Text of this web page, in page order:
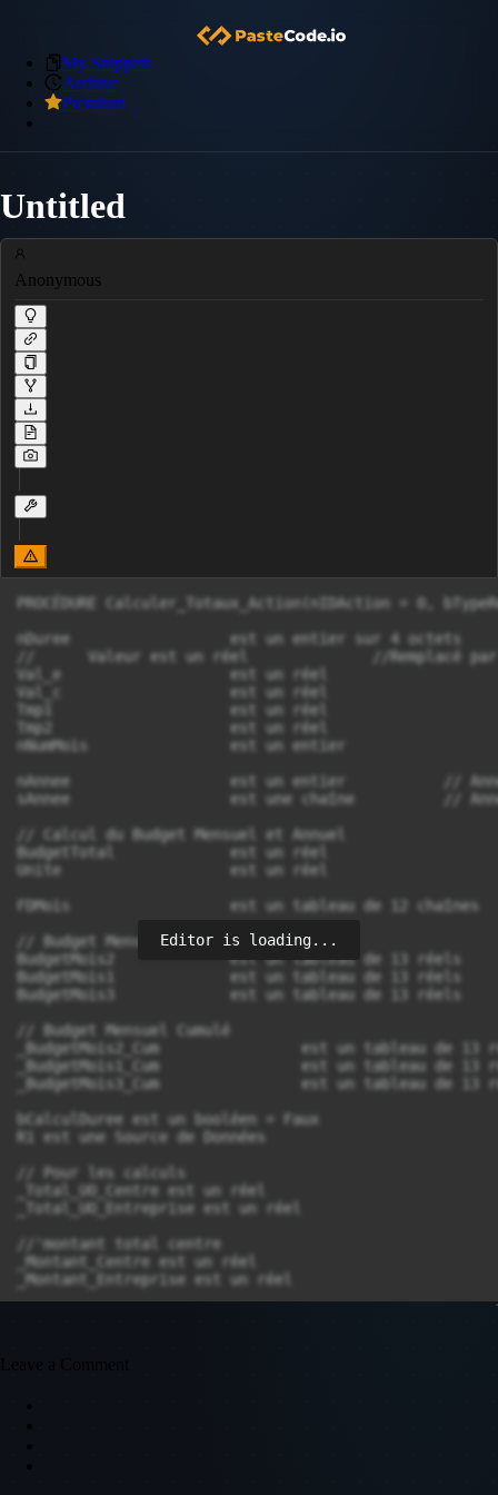
My Snippets
Archive
Premium
Untitled
Anonymous
PROCÉDURE Calculer_Totaux_Action(nIDAction = 0, bTypeRetour est un booléen = gbRetourAffichage)

nDuree			est un entier sur 4 octets
//	Valeur est un réel		//Remplacé par BudgetTotal
Val_e			est un réel
Val_c			est un réel
Tmp1			est un réel
Tmp2			est un réel
nNumMois		est un entier

nAnnee			est un entier		// Année de travail (Entier)
sAnnee 			est une chaîne		// Année de travail (Chaine)

// Calcul du Budget Mensuel et Annuel
BudgetTotal		est un réel
Unite			est un réel

FDMois			est un tableau de 12 chaînes		// Tableau du nombre de jour max par mois

// Budget Mensuel
BudgetMois2		est un tableau de 13 réels	//#CestQuoi --> Budget ??		// 12 mois + le Total en position 13
BudgetMois1		est un tableau de 13 réels	//#CestQuoi --> Heure Produite Personnel ??		// 12 mois + le Total en position 13
BudgetMois3		est un tableau de 13 réels	//#CestQuoi --> Charge Personnel ??		// 12 mois + le Total en position 13

// Budget Mensuel Cumulé
_BudgetMois2_Cum		est un tableau de 13 réels	//#CestQuoi --> Budget ??		// 12 mois + le Total en position 13
_BudgetMois1_Cum		est un tableau de 13 réels	//#CestQuoi --> Heure Produite Personnel ??		// 12 mois + le Total en position 13
_BudgetMois3_Cum		est un tableau de 13 réels	//#CestQuoi --> Charge Personnel ??		// 12 mois + le Total en position 13

bCalculDuree est un booléen = Faux
R1 est une Source de Données

// Pour les calculs
_Total_UO_Centre est un réel
_Total_UO_Entreprise est un réel

//'montant total centre
_Montant_Centre est un réel
_Montant_Entreprise est un réel

// Total heures prévues
_Total_UO_Centre_Prevision est un réel
_Total_UO_Entreprise_Prevision est un réel

// Montant total centre + entreprise
_Total est un réel
_Total_Prevision est un réel

// Montant total sur l'exercice
_Total_Exercice est un réel

// Montant total des autres charges
_Total_IntervennantExterieur est un réel
_Total_AutreCharge est un réel

// Ratios de gestion
_Ratio_MasseSalariale_CA est un réel
_Ratio_Total_Salaire est un réel
_Ratio_Charge est un réel
_Ratio_Rentabilité est un réel

// Cumul du Budget Annuel
_Total_Exercice_Cum					est un réel

// Cumul Montant total Centre + Entreprise
_Total_Cum							est un réel
_Total_Prevision_Cum				est un réel

// Cumul Montant total des Autres Charges
_Total_IntervennantExterieur_Cum	est un réel
_Total_AutreCharge_Cum				est un réel

<BLOC Déclaration Formateur>
	
	// Données Formateur
	_NbConseil							est un réel					//Fichier
	_Hrs_Intervenant					est un réel					//Fichier
	_Nb_Hrs_Stagiaires					est un réel					//Fichier
	_Total_CBL							est un réel
	_Nb_CMI								est un réel					//Fichier
	_Nb_CMI_Necessaire					est un réel
	_Nb_Stag_Gpe						est un réel					//Fichier
	_Nb_FAF								est un réel
	_Nb_Hrs_Accueil						est un réel
	_Nb_Formateurs						est un réel
	
	// Montant Total Formateur
	_Total_Formateur					est un réel
	_Cout_Total_Formateur				est un réel
	_Cout_Total_Formateur_Actualise		est un réel
	
	// Cumul des Montants Total Formateur
	_Total_Formateur_Cum				est un réel
	_Cout_Total_Formateur_Cum			est un réel
	_Cout_Total_Formateur_Actualise_Cum	est un réel
<FIN>


// Affecte l'année de travail qui a été sélectionné
nAnnee = Val(gSTPerimetreEnCours.sNomAnnee)
sAnnee = gSTPerimetreEnCours.sNomAnnee

// recherche le nombre de jour max de chaque mois 
POUR nNumMois = 1 _À_ 12
	FDMois[nNumMois] = Droite(DernierJourDuMois(nAnnee, nNumMois), 2)
FIN

//#AFaire Le contrôle des dates pour empécher le calcul

//SI HAlias(REQ_LitDonneeCalculAction, R1) = Vrai ALORS

	//TraceT("Combo_Annee Fin Init : " + COMBO_Annee + "-" + gSTPerimetreEnCours.sNomAnnee + "-" + COMBO_Annee..ValeurMémorisée )
	REQ_LitDonneeCalculAction.ParamIdAction = nIDAction
	SI REQ_LitDonneeCalculAction.ExécuteRequête() = Vrai ALORS
		REQ_LitDonneeCalculAction.LitPremier(action_idaction)
		TANTQUE REQ_LitDonneeCalculAction.EnDehors() = Faux		// Balaye toutes les sous-actions d'une action

			//#AFaire prévoir le cas ou les constantes ne sont pas trouvé dans la REQ_LitDonneeCalculAction

			<BLOC Vérification Dates>
				SI gbControleDateValide = Faux ALORS
					
					bVerifDate est un booléen = Vrai
					
					SELON Verifie_Date(REQ_LitDonneeCalculAction.action_date_debut, REQ_LitDonneeCalculAction.action_date_fin)
						CAS Faux:		//Les dates sont inversés
							//Info("Erreur de date, la durée de l'action ne peux être négative.")	//#Message Popup Erreur
							bVerifDate = Faux
							
						CAS -1:			//Une des eux dates est vide
							//Info("Une des deux dates est vide.")	//#Message Popup Erreur
							bVerifDate = Faux
							
						AUTRE CAS
							//'total heures prévues
							SI REQ_LitDonneeCalculAction.action_date_fin <= ChaîneVersDate("01/01/" + sAnnee) ALORS		//		If .txt_date_fin <= CDate("01/01/" & Trim(str(.txt_exercice))) Then
								//Info("Action terminée.")	//#Message Popup Erreur
								bVerifDate = Faux
							FIN
							
					FIN
					
					gbControleDateValide = Vrai
					
					// Vérifie si le contrôle a déjà été fait
					SI bVerifDate = Faux ALORS
						// Affichage des cellule Totalisation Générale et Ratio Général à zéro
						SI bTypeRetour = gbRetourAffichage ALORS
							// Affichage des données dans la cellule Totalisation Générale et Ratio Général
							SAI_Action_Total						= 0
							SAI_Action_Total_Exercice				= 0
							SAI_Action_Total_Prevision				= 0
							SAI_Action_Total_IntervennantExterieur	= 0
							SAI_Action_Total_AutreCharge			= 0
							
							SAI_Action_Ratio_MasseSalariale_CA		= 0
							SAI_Action_Ratio_Total_Salaire			= 0
Editor is loading...